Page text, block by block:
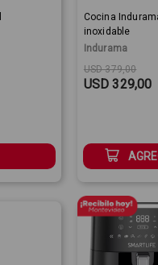
Cocina
inoxidable
Indurama
Original
USD 379,00
Sale Price:
USD 329,00